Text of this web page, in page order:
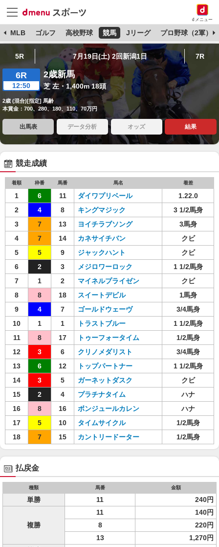
dメニュー
MLB ゴルフ 高校野球 競馬 Jリーグ プロ野球（2軍）
5R 7月19日(土) 2回新潟1日 7R
6R
12:50
2歳新馬
芝 左・1,400m 18頭
2歳 (混合)[指定] 馬齢
本賞金：700、280、180、110、70万円
出馬表 データ分析 オッズ 結果
競走成績
着順 枠番 馬番 馬名 着差
1 6 11 ダイワプリベール
1.22.0
2
4 8 キングマジック
3 1/2馬身
3
7 13 ヨイチラブソング
3馬身
4
7 14 カネサイチバン
クビ
5
5 9 ジャックハント
クビ
6
2 3 メジロワーロック
1 1/2馬身
7
1 2 マイネルプライゼン
クビ
8
8 18 スイートデビル
1馬身
9
4 7 ゴールドウェーヴ
3/4馬身
10
1 1 トラストブルー
1 1/2馬身
11
8 17 トゥーフォータイム
1/2馬身
12
3 6 クリノメダリスト
3/4馬身
13
6 12 トップパートナー
1 1/2馬身
14
3 5 ガーネットダスク
クビ
15
2 4 プラチナタイム
ハナ
16
8 16 ボンジュールカレン
ハナ
17
5 10 タイムサイクル
1/2馬身
18
7 15 カントリードーター 1/2馬身
払戻金
種類 馬番 金額
単勝 11 240円
複勝
11
140円
8
220円
13
1,270円